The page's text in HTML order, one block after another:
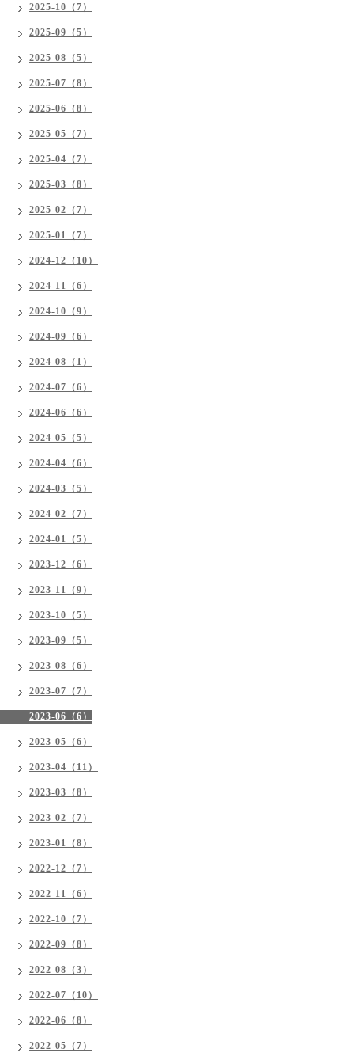
2025-10（7）
2025-09（5）
2025-08（5）
2025-07（8）
2025-06（8）
2025-05（7）
2025-04（7）
2025-03（8）
2025-02（7）
2025-01（7）
2024-12（10）
2024-11（6）
2024-10（9）
2024-09（6）
2024-08（1）
2024-07（6）
2024-06（6）
2024-05（5）
2024-04（6）
2024-03（5）
2024-02（7）
2024-01（5）
2023-12（6）
2023-11（9）
2023-10（5）
2023-09（5）
2023-08（6）
2023-07（7）
2023-06（6）
2023-05（6）
2023-04（11）
2023-03（8）
2023-02（7）
2023-01（8）
2022-12（7）
2022-11（6）
2022-10（7）
2022-09（8）
2022-08（3）
2022-07（10）
2022-06（8）
2022-05（7）